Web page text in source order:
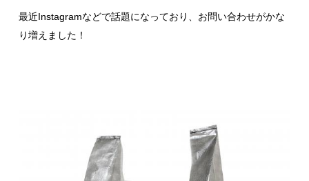
最近Instagramなどで話題になっており、お問い合わせがかな
り増えました！